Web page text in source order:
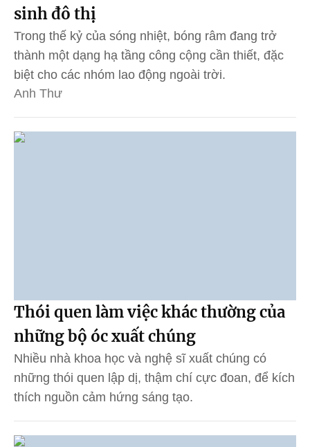
sinh đô thị
Trong thế kỷ của sóng nhiệt, bóng râm đang trở
thành một dạng hạ tầng công cộng cần thiết, đặc
biệt cho các nhóm lao động ngoài trời.
Anh Thư
Thói quen làm việc khác thường của
những bộ óc xuất chúng
Nhiều nhà khoa học và nghệ sĩ xuất chúng có
những thói quen lập dị, thậm chí cực đoan, để kích
thích nguồn cảm hứng sáng tạo.